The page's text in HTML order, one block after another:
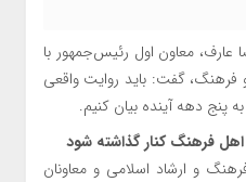
عارف، معاون اول رئیس‌جمهور با
و فرهنگ، گفت: باید روایت واقعی
پنج دهه آینده بیان کنیم.
اهل فرهنگ کنار گذاشته شود
‌و ارشاد اسلامی و معاونان